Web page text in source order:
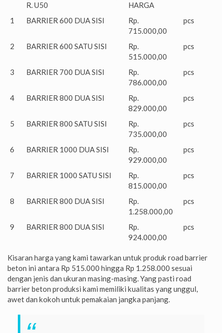
R. U50
HARGA
1 BARRIER 600 DUA SISI
Rp.
715.000,00
pcs
2 BARRIER 600 SATU SISI
Rp.
515.000,00
pcs
3 BARRIER 700 DUA SISI
Rp.
786.000,00
pcs
4 BARRIER 800 DUA SISI
Rp.
829.000,00
pcs
5 BARRIER 800 SATU SISI
Rp.
735.000,00
pcs
6 BARRIER 1000 DUA SISI
Rp.
929.000,00
pcs
7 BARRIER 1000 SATU SISI
Rp.
815.000,00
pcs
8 BARRIER 800 DUA SISI
Rp.
1.258.000,00
pcs
9 BARRIER 800 DUA SISI
Rp.
924.000,00
pcs
Kisaran harga yang kami tawarkan untuk produk road barrier
beton ini antara Rp 515.000 hingga Rp 1.258.000 sesuai
dengan jenis dan ukuran masing-masing. Yang pasti road
barrier beton produksi kami memiliki kualitas yang unggul,
awet dan kokoh untuk pemakaian jangka panjang.